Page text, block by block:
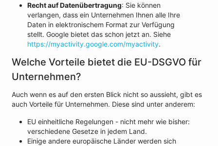
Recht auf Datenübertragung: Sie können
verlangen, dass ein Unternehmen Ihnen alle Ihre
Daten in elektronischem Format zur Verfügung
stellt. Google bietet das schon jetzt an. Siehe
https://myactivity.google.com/myactivity.
Welche Vorteile bietet die EU-DSGVO für
Unternehmen?
Auch wenn es auf den ersten Blick nicht so aussieht, gibt es
auch Vorteile für Unternehmen. Diese sind unter anderem:
EU einheitliche Regelungen - nicht mehr wie bisher:
verschiedene Gesetze in jedem Land.
Einige andere europäische Länder werden sich